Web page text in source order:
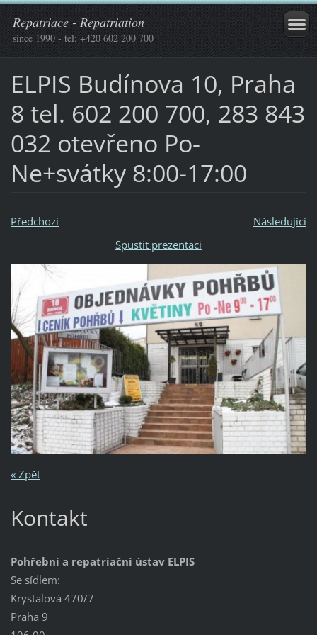
Repatriace - Repatriation
since 1990 - tel: +420 602 200 700
ELPIS Budínova 10, Praha
8 tel. 602 200 700, 283 843
032 otevřeno Po-
Ne+svátky 8:00-17:00
Předchozí
Následující
Spustit prezentaci
« Zpět
Kontakt
Pohřební a repatriační ústav ELPIS
Se sídlem:
Krystalová 470/7
Praha 9